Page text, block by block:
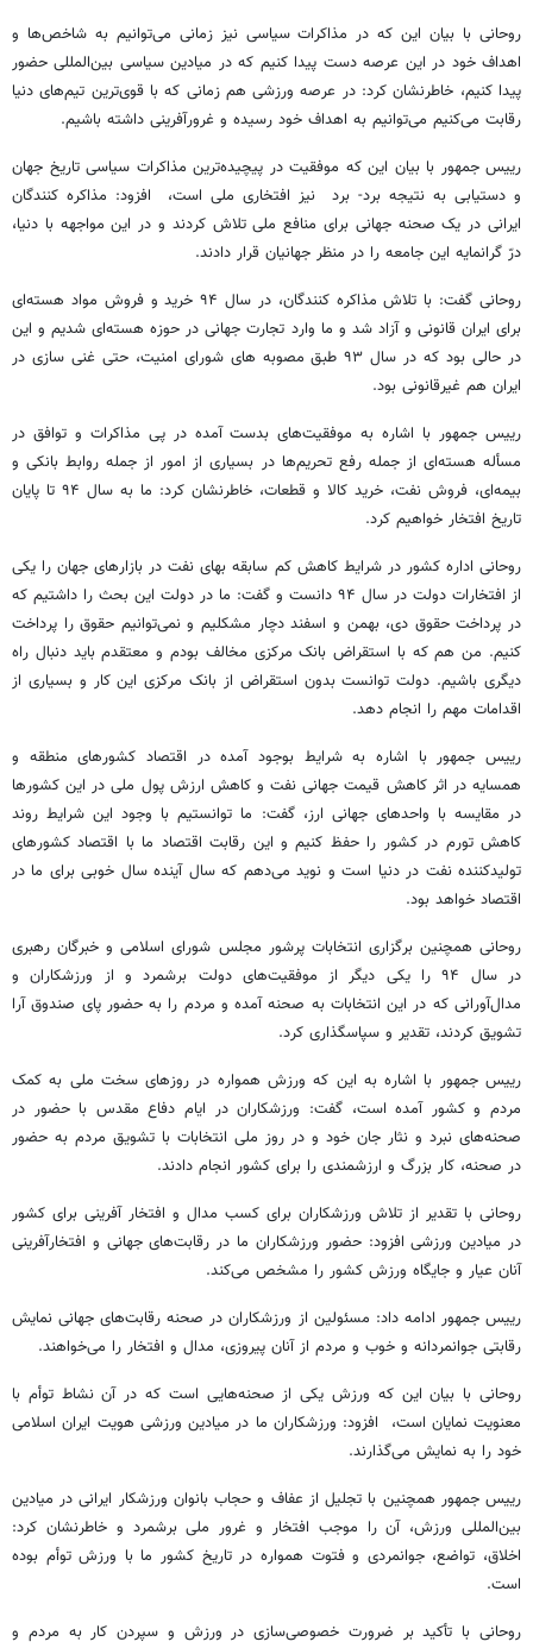
روحانی با بیان این که در مذاکرات سیاسی نیز زمانی می‌توانیم به شاخص‌ها و
اهداف خود در این عرصه دست پیدا کنیم که در میادین سیاسی بین‌المللی حضور
پیدا کنیم، خاطرنشان کرد: در عرصه ورزشی هم زمانی که با قوی‌ترین تیم‌های دنیا
رقابت می‌کنیم می‌توانیم به اهداف خود رسیده و غرور‌آفرینی داشته باشیم.
رییس‌ جمهور با بیان این که موفقیت در پیچیده‌ترین مذاکرات سیاسی تاریخ جهان
و دستیابی به نتیجه برد- برد نیز افتخاری ملی است، افزود: مذاکره کنندگان
ایرانی در یک صحنه جهانی برای منافع ملی تلاش کردند و در این مواجهه با دنیا،
درّ گرانمایه این جامعه را در منظر جهانیان قرار دادند.
روحانی گفت: با تلاش مذاکره کنندگان، در سال ۹۴ خرید و فروش مواد هسته‌ای
برای ایران قانونی و آزاد شد و ما وارد تجارت جهانی در حوزه هسته‌ای شدیم و این
در حالی بود که در سال ۹۳ طبق مصوبه های شورای امنیت، حتی غنی سازی در
ایران هم غیرقانونی بود.
رییس‌ جمهور با اشاره به موفقیت‌های بدست آمده در پی مذاکرات و توافق در
مسأله هسته‌ای از جمله رفع تحریم‌ها در بسیاری از امور از جمله روابط بانکی و
بیمه‌ای، فروش نفت، خرید کالا و قطعات، خاطرنشان کرد: ما به سال ۹۴ تا پایان
تاریخ افتخار خواهیم کرد.
روحانی اداره کشور در شرایط کاهش کم سابقه بهای نفت در بازارهای جهان را یکی
از افتخارات دولت در سال ۹۴ دانست و گفت: ما در دولت این بحث را داشتیم که
در پرداخت حقوق دی، بهمن و اسفند دچار مشکلیم و نمی‌توانیم حقوق را پرداخت
کنیم. من هم که با استقراض بانک مرکزی مخالف بودم و معتقدم باید دنبال راه
دیگری باشیم. دولت توانست بدون استقراض از بانک مرکزی این کار و بسیاری از
اقدامات مهم را انجام دهد.
رییس‌ جمهور با اشاره به شرایط بوجود آمده در اقتصاد کشورهای منطقه و
همسایه در اثر کاهش قیمت جهانی نفت و کاهش ارزش پول ملی در این کشورها
در مقایسه با واحدهای جهانی ارز، گفت: ما توانستیم با وجود این شرایط روند
کاهش تورم در کشور را حفظ کنیم و این رقابت اقتصاد ما با اقتصاد کشورهای
تولیدکننده نفت در دنیا است و نوید می‌دهم که سال آینده سال خوبی برای ما در
اقتصاد خواهد بود.
روحانی همچنین برگزاری انتخابات پرشور مجلس شورای اسلامی و خبرگان رهبری
در سال ۹۴ را یکی دیگر از موفقیت‌های دولت برشمرد و از ورزشکاران و
مدال‌آورانی که در این انتخابات به صحنه آمده و مردم را به حضور پای صندوق آرا
تشویق کردند، تقدیر و سپاسگذاری کرد.
رییس‌ جمهور با اشاره به این که ورزش همواره در روزهای سخت ملی به کمک
مردم و کشور آمده است، گفت: ورزشکاران در ایام دفاع مقدس با حضور در
صحنه‌های نبرد و نثار جان خود و در روز ملی انتخابات با تشویق مردم به حضور
در صحنه، کار بزرگ و ارزشمندی را برای کشور انجام دادند.
روحانی با تقدیر از تلاش ورزشکاران برای کسب مدال و افتخار آفرینی برای کشور
در میادین ورزشی افزود: حضور ورزشکاران ما در رقابت‌های جهانی و افتخارآفرینی
آنان عیار و جایگاه ورزش کشور را مشخص می‌کند.
رییس‌ جمهور ادامه داد: مسئولین از ورزشکاران در صحنه رقابت‌های جهانی نمایش
رقابتی جوانمردانه و خوب و مردم از آنان پیروزی، مدال و افتخار را می‌خواهند.
روحانی با بیان این که ورزش یکی از صحنه‌هایی است که در آن نشاط توأم با
معنویت نمایان است، افزود: ورزشکاران ما در میادین ورزشی هویت ایران اسلامی
خود را به نمایش می‌گذارند.
رییس‌ جمهور همچنین با تجلیل از عفاف و حجاب بانوان ورزشکار ایرانی در میادین
بین‌المللی ورزش، آن را موجب افتخار و غرور ملی برشمرد و خاطرنشان کرد:
اخلاق، تواضع، جوانمردی و فتوت همواره در تاریخ کشور ما با ورزش توأم بوده
است.
روحانی با تأکید بر ضرورت خصوصی‌سازی در ورزش و سپردن کار به مردم و